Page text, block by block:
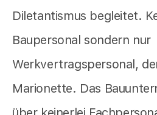
Diletantismus begleitet.
Baupersonal sondern nur
Werkvertragspersonal,
Marionette. Das